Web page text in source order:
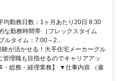
※自転車通勤は要相談
均勤務日数：1ヶ月あたり20日 8:30
勤務時間帯 ［フレックスタイム
ルタイム：7:00～2...
が活かせる！大手住宅メーカーグル
理職も目指せるのでキャリアアッ
・総務・経理業務】 ▼仕事内容 （雇